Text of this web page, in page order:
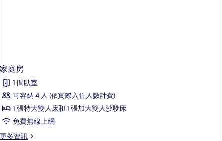
家庭房
1 間臥室
可容納 4 人 (依實際入住人數計費)
1 張特大雙人床和 1 張加大雙人沙發床
免費無線上網
更多資訊
更